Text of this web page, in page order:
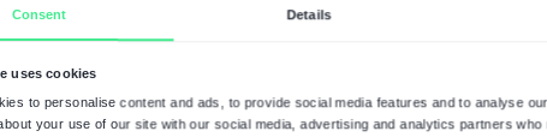
Większe przyciski i obszary docelowe
elementów interaktywnych (np.
dotykowych).